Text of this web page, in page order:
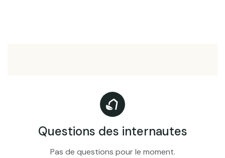
Questions des internautes
Pas de questions pour le moment.